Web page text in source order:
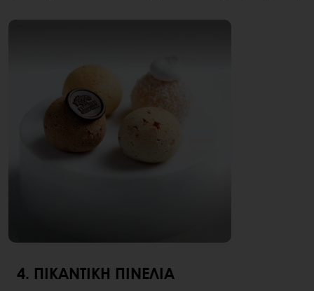
4. ΠΙΚΆΝΤΙΚΗ ΠΙΝΕΛΙΆ